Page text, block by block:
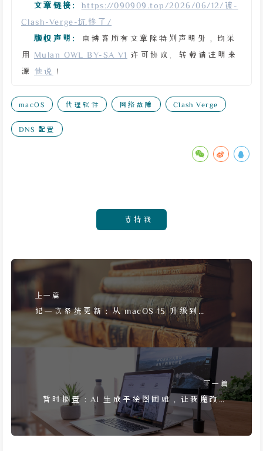
文章链接:
https://090909.top/2026/06/12/被-
Clash-Verge-坑惨了/
版权声明:
本博客所有文章除特别声明外，均采
用 Mulan OWL BY-SA V1 许可协议。转载请注明来
源 他说 ！
macOS 代理软件 网络故障 Clash Verge
DNS 配置
支持我
上一篇
记一次系统更新：从 macOS 15 升级到
macOS 26，步骤与感受
下一篇
暂时搁置：AI 生成手绘图困难，让我魔改博
客主题的计划泡汤了